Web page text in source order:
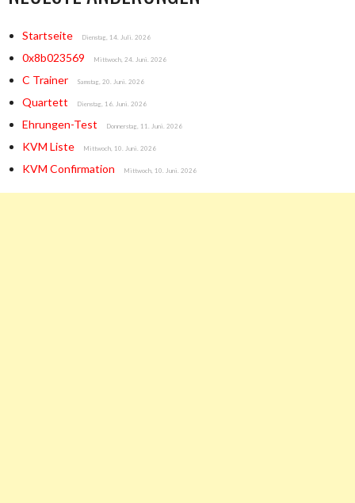
Startseite Dienstag, 14. Juli. 2026
0x8b023569 Mittwoch, 24. Juni. 2026
C Trainer Samstag, 20. Juni. 2026
Quartett Dienstag, 16. Juni. 2026
Ehrungen-Test Donnerstag, 11. Juni. 2026
KVM Liste Mittwoch, 10. Juni. 2026
KVM Confirmation Mittwoch, 10. Juni. 2026